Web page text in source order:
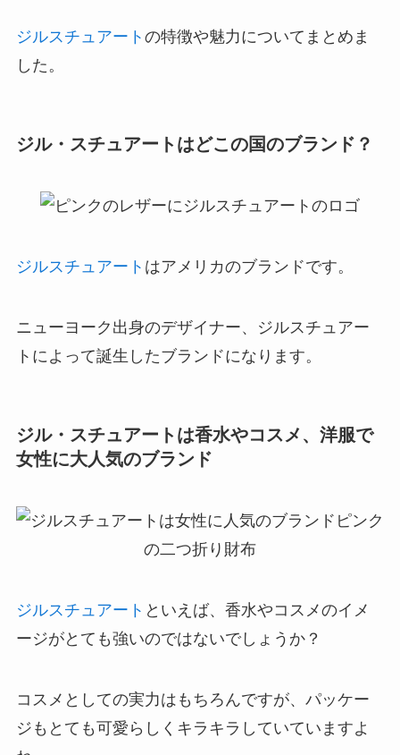
ジルスチュアート の特徴や魅力についてまとめま
した。
ジル・スチュアートはどこの国のブランド？
ジルスチュアート はアメリカのブランドです。
ニューヨーク出身のデザイナー、ジルスチュアー
トによって誕生したブランドになります。
ジル・スチュアートは香水やコスメ、洋服で
女性に大人気のブランド
ジルスチュアート といえば、香水やコスメのイメ
ージがとても強いのではないでしょうか？
コスメとしての実力はもちろんですが、パッケー
ジもとても可愛らしくキラキラしていていますよ